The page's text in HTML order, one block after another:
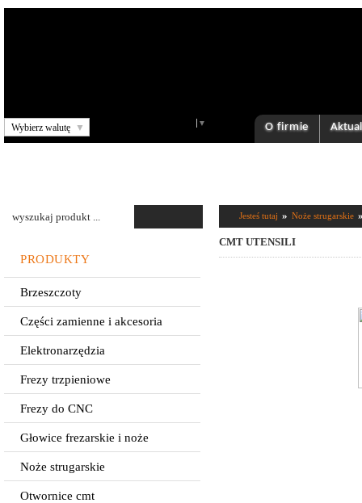
Wybierz walutę ▼ ▼ O firmie
PRODUKTY
Brzeszczoty
Części zamienne i akcesoria
Elektronarzędzia
Frezy trzpieniowe
Frezy do CNC
Głowice frezarskie i noże
Noże strugarskie
Otwornice cmt
Jesteś tutaj » Noże strugarskie
CMT UTENSILI